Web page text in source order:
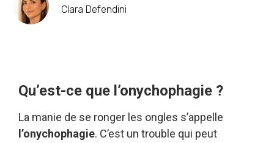
Clara Defendini
Qu’est-ce que l’onychophagie ?
La manie de se ronger les ongles s’appelle
l’onychophagie. C’est un trouble qui peut